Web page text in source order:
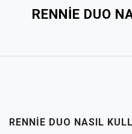
RENNIE DUO
RENNIE DUO NASIL